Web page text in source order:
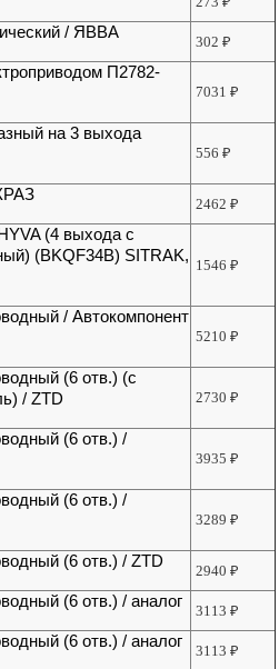
/ ЯВВА
302₽
П2782-
7031₽
на 3 выхода
556₽
2462₽
(4 выхода с
(BKQF34B) SITRAK,
1546₽
/ Автокомпонент
5210₽
(6 отв.) (с
/ ZTD
2730₽
(6 отв.) /
3935₽
(6 отв.) /
3289₽
(6 отв.) / ZTD
2940₽
(6 отв.) / аналог
3113₽
(6 отв.) / аналог
3113₽